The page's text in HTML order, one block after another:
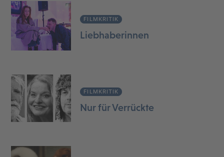
FILMKRITIK
Liebhaberinnen
FILMKRITIK
Nur für Verrückte